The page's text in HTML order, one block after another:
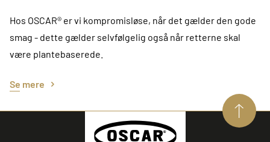
Hos OSCAR® er vi kompromisløse, når det gælder den gode
smag - dette gælder selvfølgelig også når retterne skal
være plantebaserede.
Se mere